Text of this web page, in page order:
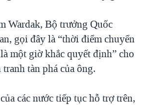
Wardak, Bộ trưởng Quốc
gọi đây là “thời điểm chuyển
một giờ khắc quyết định” cho
tàn phá của ông.
các nước tiếp tục hỗ trợ trên,